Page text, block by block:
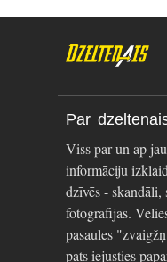
Par
Viss par un ap
informāciju
dzīvēs -
fotogrāfijas.
pasaules
pats iejusties